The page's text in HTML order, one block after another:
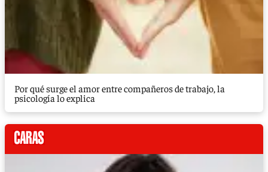
Por qué surge el amor entre compañeros de trabajo, la
psicología lo explica